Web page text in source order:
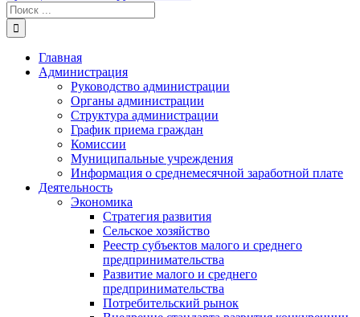
Результат
поиска:
Главная
Администрация
Руководство администрации
Органы администрации
Структура администрации
График приема граждан
Комиссии
Муниципальные учреждения
Информация о среднемесячной заработной плате
Деятельность
Экономика
Стратегия развития
Сельское хозяйство
Реестр субъектов малого и среднего
предпринимательства
Развитие малого и среднего
предпринимательства
Потребительский рынок